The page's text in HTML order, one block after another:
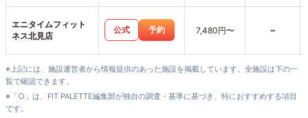
エニタイムフィット
ネス北見店
公式 予約 7,480円〜 -
※上記には、施設運営者から情報提供のあった施設を掲載しています。全施設は下の一
覧で確認できます。
※「○」は、FIT PALETTE編集部が独自の調査・基準に基づき、特におすすめする項目
です。